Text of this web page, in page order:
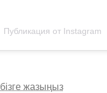
Публикация от Instagram
бізге жазыңыз